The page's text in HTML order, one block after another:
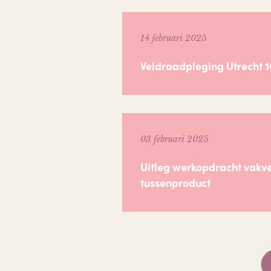
14 februari 2025
Veldraadpleging Utrecht
03 februari 2025
Uitleg werkopdracht
tussenproduct